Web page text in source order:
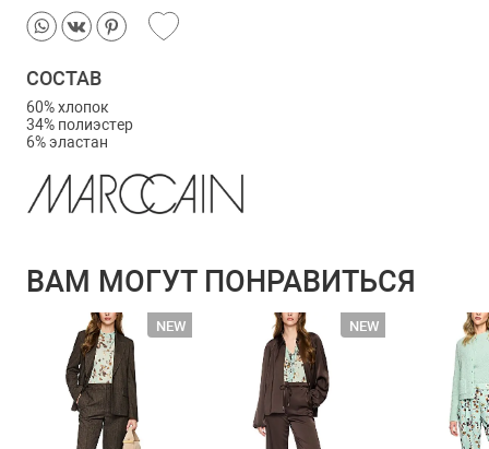
СОСТАВ
60% хлопок
34% полиэстер
6% эластан
ВАМ МОГУТ ПОНРАВИТЬСЯ